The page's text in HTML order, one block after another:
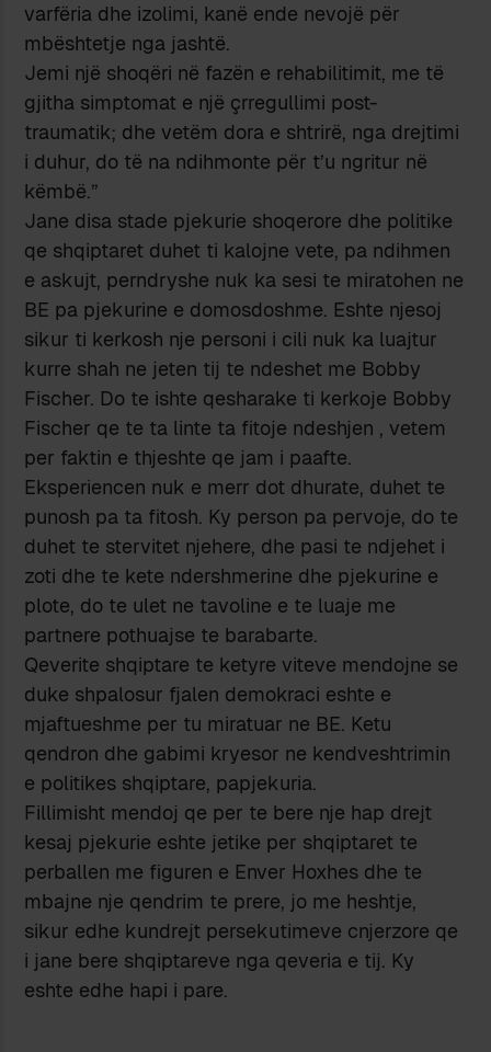
varfëria dhe izolimi, kanë ende nevojë për
mbështetje nga jashtë.
Jemi një shoqëri në fazën e rehabilitimit, me të
gjitha simptomat e një çrregullimi post-
traumatik; dhe vetëm dora e shtrirë, nga drejtimi
i duhur, do të na ndihmonte për t’u ngritur në
këmbë.”
Jane disa stade pjekurie shoqerore dhe politike
qe shqiptaret duhet ti kalojne vete, pa ndihmen
e askujt, perndryshe nuk ka sesi te miratohen ne
BE pa pjekurine e domosdoshme. Eshte njesoj
sikur ti kerkosh nje personi i cili nuk ka luajtur
kurre shah ne jeten tij te ndeshet me Bobby
Fischer. Do te ishte qesharake ti kerkoje Bobby
Fischer qe te ta linte ta fitoje ndeshjen , vetem
per faktin e thjeshte qe jam i paafte.
Eksperiencen nuk e merr dot dhurate, duhet te
punosh pa ta fitosh. Ky person pa pervoje, do te
duhet te stervitet njehere, dhe pasi te ndjehet i
zoti dhe te kete ndershmerine dhe pjekurine e
plote, do te ulet ne tavoline e te luaje me
partnere pothuajse te barabarte.
Qeverite shqiptare te ketyre viteve mendojne se
duke shpalosur fjalen demokraci eshte e
mjaftueshme per tu miratuar ne BE. Ketu
qendron dhe gabimi kryesor ne kendveshtrimin
e politikes shqiptare, papjekuria.
Fillimisht mendoj qe per te bere nje hap drejt
kesaj pjekurie eshte jetike per shqiptaret te
perballen me figuren e Enver Hoxhes dhe te
mbajne nje qendrim te prere, jo me heshtje,
sikur edhe kundrejt persekutimeve cnjerzore qe
i jane bere shqiptareve nga qeveria e tij. Ky
eshte edhe hapi i pare.